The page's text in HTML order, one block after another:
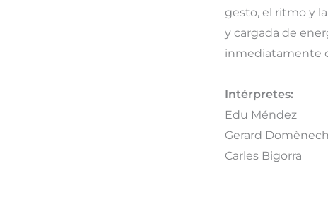
gesto, el ritmo y
y cargada de
inmediatamente
Intérpretes:
Edu Méndez
Gerard Domènech
Carles Bigorra